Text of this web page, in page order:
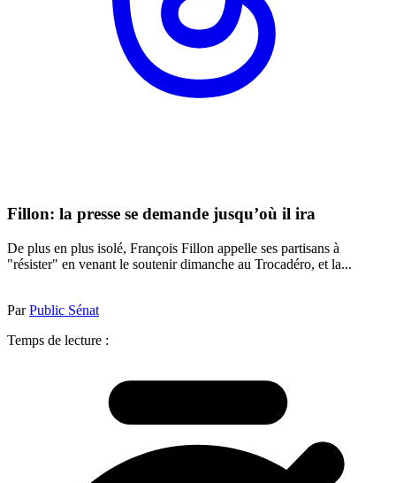
Fillon: la presse se demande jusqu’où il ira
De plus en plus isolé, François Fillon appelle ses partisans à
"résister" en venant le soutenir dimanche au Trocadéro, et la...
ParPublic Sénat
Temps de lecture :